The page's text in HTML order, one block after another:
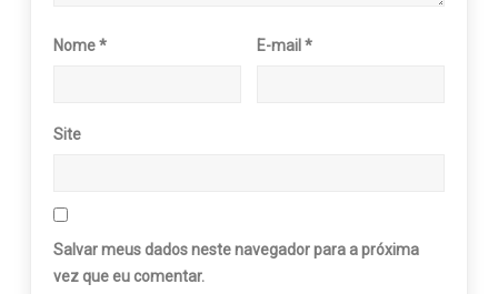
Nome* E-mail*
Site
Salvar meus dados neste navegador para a próxima
vez que eu comentar.